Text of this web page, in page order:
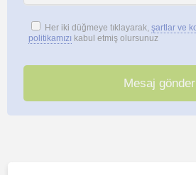
Her iki düğmeye tıklayarak, şartlar ve
politikamızı kabul etmiş olursunuz